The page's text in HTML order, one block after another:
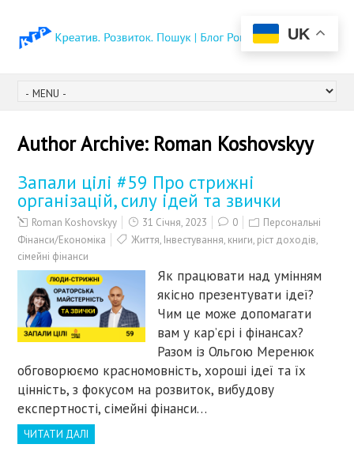
Author Archive: Roman Koshovskyy
Запали цілі #59 Про стрижні
організацій, силу ідей та звички
Roman Koshovskyy 31 Січня, 2023 0
Персональні
Фінанси/Економіка
Життя, Інвестування, книги, ріст доходів,
сімейні фінанси
Як працювати над умінням
якісно презентувати ідеї?
Чим це може допомагати
вам у кар’єрі і фінансах?
Разом із Ольгою Меренюк
обговорюємо красномовність, хороші ідеї та їх
цінність, з фокусом на розвиток, вибудову
експертності, сімейні фінанси…
ЧИТАТИ ДАЛІ
UK